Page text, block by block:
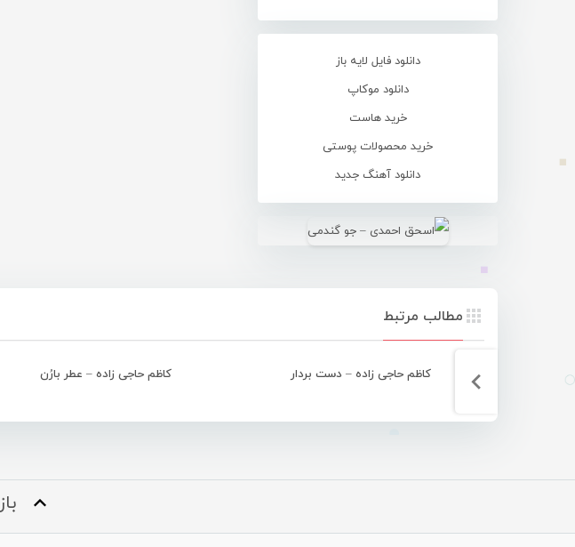
دانلود فایل لایه باز
دانلود موکاپ
خرید هاست
خرید محصولات پوستی
دانلود آهنگ جدید
مطالب مرتبط
کاظم حاجی زاده – دست بردار کاظم حاجی زاده – عطر بارُن